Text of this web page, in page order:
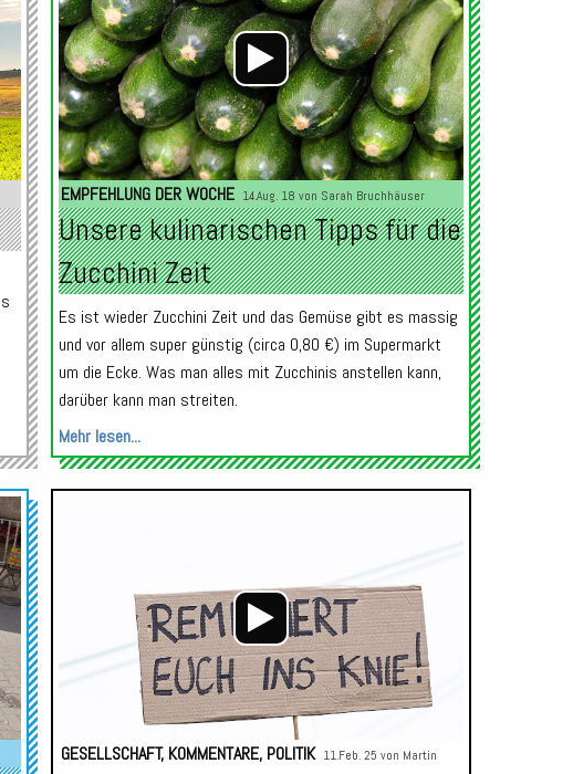
EMPFEHLUNG DER WOCHE 14.Aug. 18 von Sarah Bruchhäuser
Unsere kulinarischen Tipps für die
Zucchini Zeit
Es ist wieder Zucchini Zeit und das Gemüse gibt es massig
und vor allem super günstig (circa 0,80 €) im Supermarkt
um die Ecke. Was man alles mit Zucchinis anstellen kann,
darüber kann man streiten.
Mehr lesen...
GESELLSCHAFT, KOMMENTARE, POLITIK 11.Feb. 25 von Martin